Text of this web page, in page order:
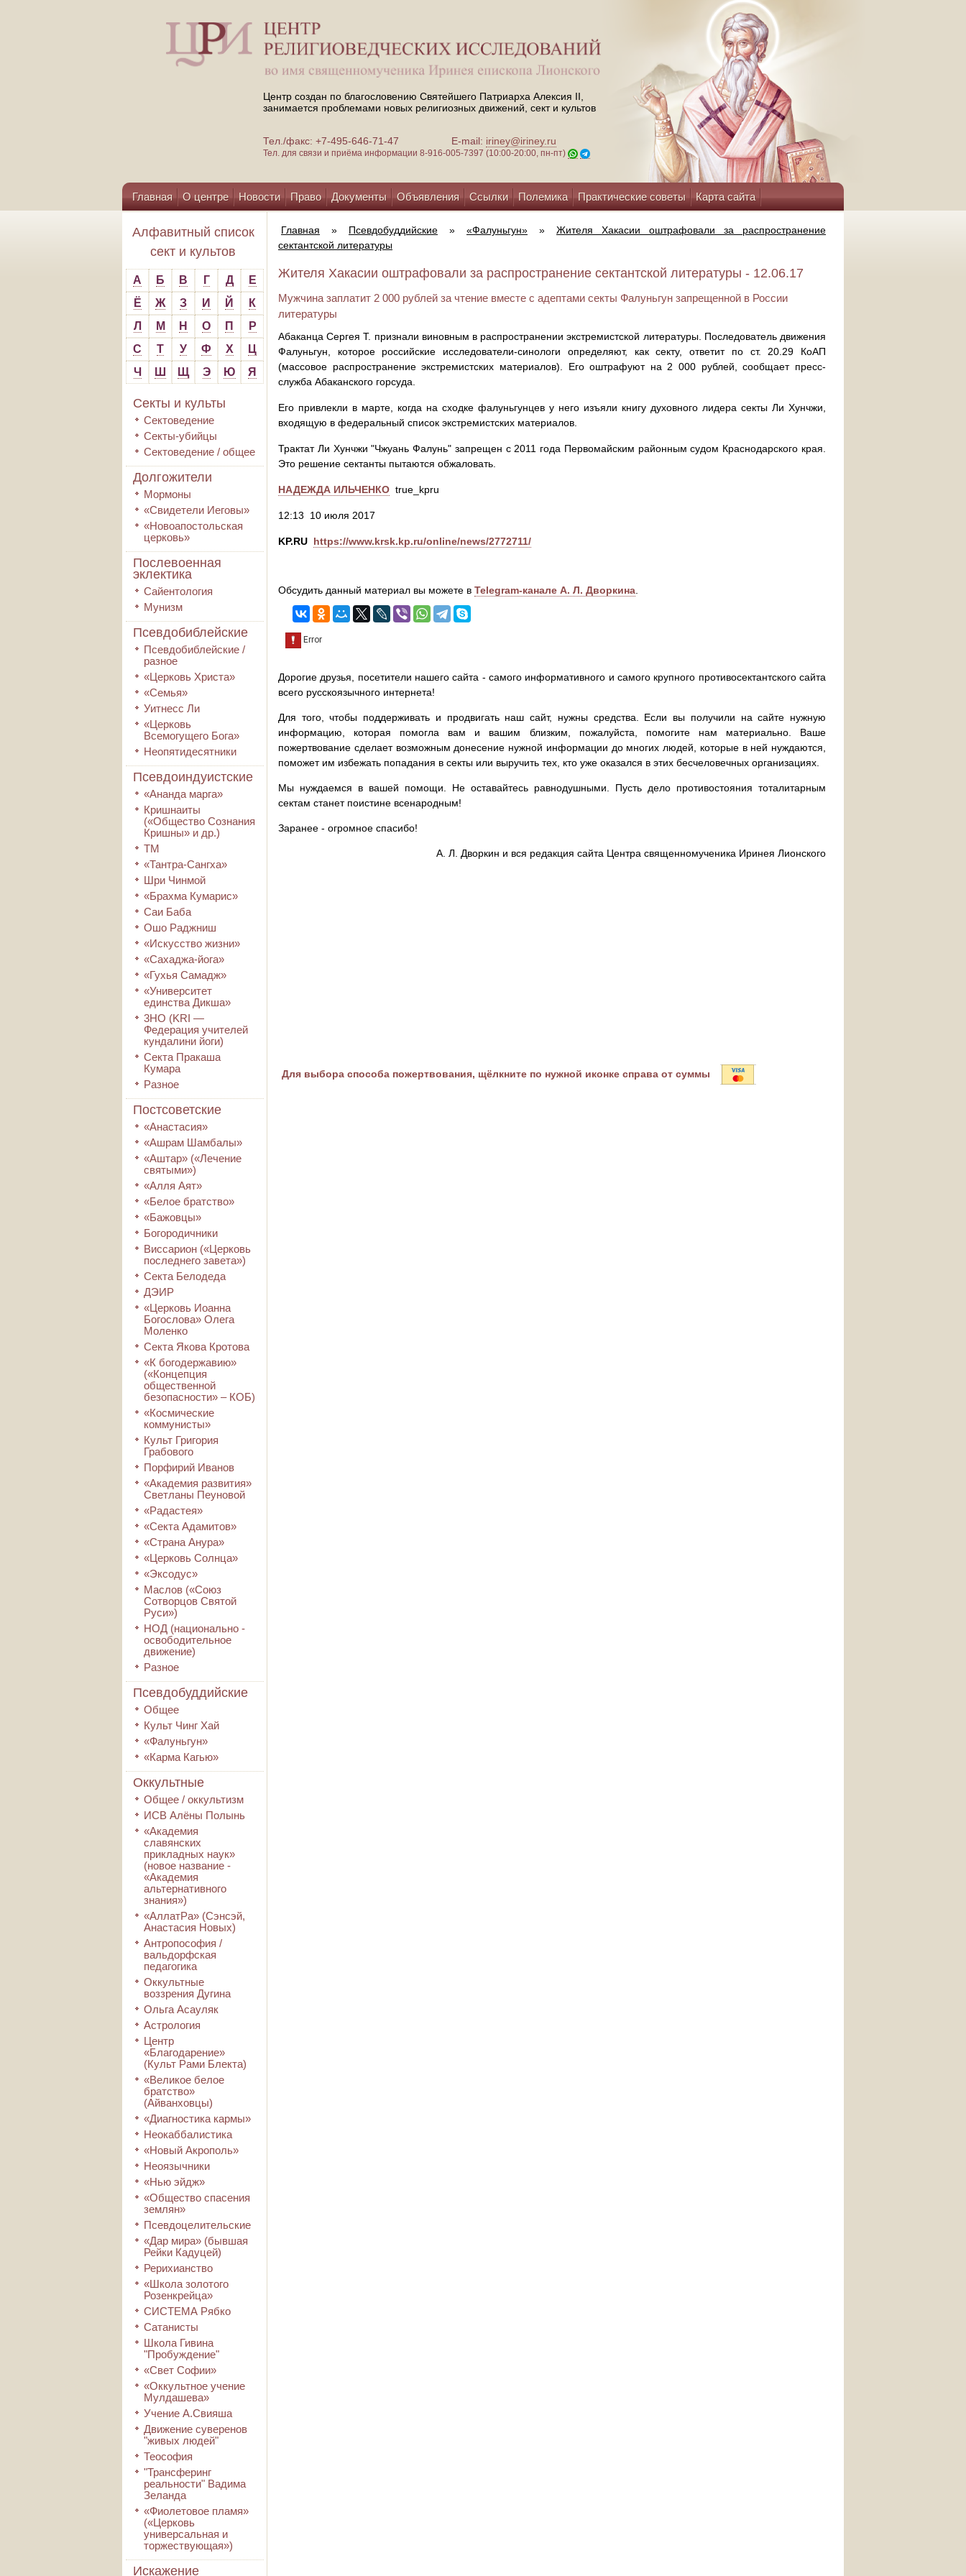
Центр создан по благословению Святейшего Патриарха Алексия II,
занимается проблемами новых религиозных движений, сект и культов
Тел./факс: +7-495-646-71-47 E-mail: iriney@iriney.ru
Тел. для связи и приёма информации 8-916-005-7397 (10:00-20:00, пн-пт)
Главная О центре Новости Право Документы Объявления Ссылки Полемика Практические советы Карта сайта
Помощь центру
Алфавитный список
сект и культов
А Б В Г Д
Е
Ё
Ж З И Й
К
Л
М Н О П
Р
С
Т У Ф Х
Ц
Ч
Ш Щ Э Ю Я
Секты и культы
Сектоведение
Секты-убийцы
Сектоведение / общее
Долгожители
Мормоны
«Свидетели Иеговы»
«Новоапостольская
церковь»
Послевоенная
эклектика
Сайентология
Мунизм
Псевдобиблейские
Псевдобиблейские /
разное
«Церковь Христа»
«Семья»
Уитнесс Ли
«Церковь
Всемогущего Бога»
Неопятидесятники
Псевдоиндуистские
«Ананда марга»
Кришнаиты
(«Общество Сознания
Кришны» и др.)
ТМ
«Тантра-Сангха»
Шри Чинмой
«Брахма Кумарис»
Саи Баба
Ошо Раджниш
«Искусство жизни»
«Сахаджа-йога»
«Гухья Самадж»
«Университет
единства Дикша»
3HO (KRI ―
Федерация учителей
кундалини йоги)
Секта Пракаша
Кумара
Разное
Постсоветские
«Анастасия»
«Ашрам Шамбалы»
«Аштар» («Лечение
святыми»)
«Алля Аят»
«Белое братство»
«Бажовцы»
Богородичники
Виссарион («Церковь
последнего завета»)
Секта Белодеда
ДЭИР
«Церковь Иоанна
Богослова» Олега
Моленко
Секта Якова Кротова
«К богодержавию»
(«Концепция
общественной
безопасности» – КОБ)
«Космические
коммунисты»
Культ Григория
Грабового
Порфирий Иванов
«Академия развития»
Светланы Пеуновой
«Радастея»
«Секта Адамитов»
«Страна Анура»
«Церковь Солнца»
«Эксодус»
Маслов («Союз
Сотворцов Святой
Руси»)
НОД (национально -
освободительное
движение)
Разное
Псевдобуддийские
Общее
Культ Чинг Хай
«Фалуньгун»
«Карма Кагью»
Оккультные
Общее / оккультизм
ИСВ Алёны Полынь
«Академия
славянских
прикладных наук»
(новое название -
«Академия
альтернативного
знания»)
«АллатРа» (Сэнсэй,
Анастасия Новых)
Антропософия /
вальдорфская
педагогика
Оккультные
воззрения Дугина
Ольга Асауляк
Астрология
Центр
«Благодарение»
(Культ Рами Блекта)
«Великое белое
братство»
(Айванховцы)
«Диагностика кармы»
Неокаббалистика
«Новый Акрополь»
Неоязычники
«Нью эйдж»
«Общество спасения
землян»
Псевдоцелительские
«Дар мира» (бывшая
Рейки Кадуцей)
Рерихианство
«Школа золотого
Розенкрейца»
СИСТЕМА Рябко
Сатанисты
Школа Гивина
"Пробуждение"
«Свет Софии»
«Оккультное учение
Мулдашева»
Учение А.Свияша
Движение суверенов
"живых людей"
Теософия
"Трансферинг
реальности" Вадима
Зеланда
«Фиолетовое пламя»
(«Церковь
универсальная и
торжествующая»)
Искажение
Главная » Псевдобуддийские » «Фалуньгун» »
Жителя Хакасии оштрафовали за распространение
сектантской литературы
Жителя Хакасии оштрафовали за распространение сектантской литературы - 12.06.17
Мужчина заплатит 2 000 рублей за чтение вместе с адептами секты Фалуньгун запрещенной в России
литературы
Абаканца Сергея Т. признали виновным в распространении экстремистской литературы. Последователь движения
Фалуньгун, которое российские исследователи-синологи определяют, как секту, ответит по ст. 20.29 КоАП
(массовое распространение экстремистских материалов). Его оштрафуют на 2 000 рублей, сообщает пресс-
служба Абаканского горсуда.
Его привлекли в марте, когда на сходке фалуньгунцев у него изъяли книгу духовного лидера секты Ли Хунчжи,
входящую в федеральный список экстремистских материалов.
Трактат Ли Хунчжи "Чжуань Фалунь" запрещен с 2011 года Первомайским районным судом Краснодарского края.
Это решение сектанты пытаются обжаловать.
НАДЕЖДА ИЛЬЧЕНКО true_kpru
12:13 10 июля 2017
KP.RU https://www.krsk.kp.ru/online/news/2772711/
Обсудить данный материал вы можете в Telegram-канале А. Л. Дворкина
Дорогие друзья, посетители нашего сайта - самого информативного и самого крупного противосектантского сайта
всего русскоязычного интернета!
Для того, чтобы поддерживать и продвигать наш сайт, нужны средства. Если вы получили на сайте нужную
информацию, которая помогла вам и вашим близким, пожалуйста, помогите нам материально. Ваше
пожертвование сделает возможным донесение нужной информации до многих людей, которые в ней нуждаются,
поможет им избежать попадания в секты или выручить тех, кто уже оказался в этих бесчеловечных организациях.
Мы нуждаемся в вашей помощи. Не оставайтесь равнодушными. Пусть дело противостояния тоталитарным
сектам станет поистине всенародным!
Заранее - огромное спасибо!
А. Л. Дворкин и вся редакция сайта Центра священномученика Иринея Лионского
Для выбора способа пожертвования, щёлкните по нужной иконке справа от суммы